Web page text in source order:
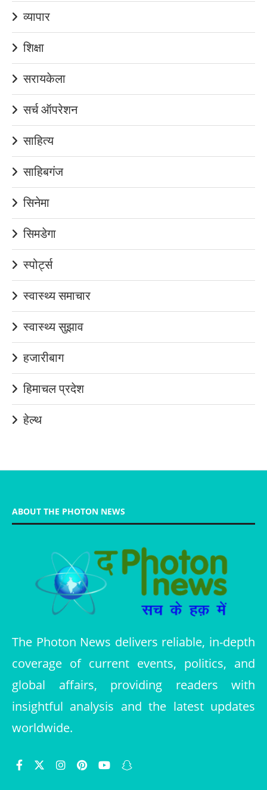
व्यापार
शिक्षा
सरायकेला
सर्च ऑपरेशन
साहित्य
साहिबगंज
सिनेमा
सिमडेगा
स्पोर्ट्स
स्वास्थ्य समाचार
स्वास्थ्य सुझाव
हजारीबाग
हिमाचल प्रदेश
हेल्थ
ABOUT THE PHOTON NEWS
The Photon News delivers reliable, in-depth
coverage of current events, politics, and
global affairs, providing readers with
insightful analysis and the latest updates
worldwide.